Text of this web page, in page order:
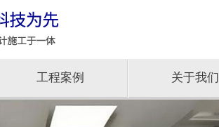
工程案例 关于我们